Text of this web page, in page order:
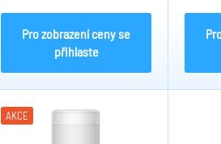
Detektor obsahuje: AES-128, Tri...
Pro zobrazení ceny se
přihlaste
protokol
AKCE